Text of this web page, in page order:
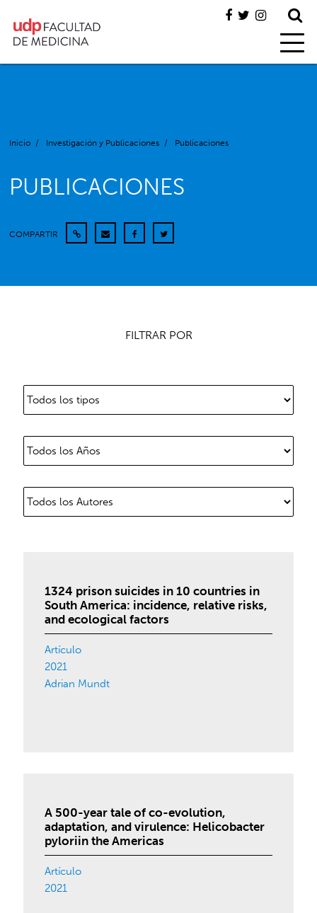
Inicio / Investigación y Publicaciones / Publicaciones
PUBLICACIONES
COMPARTIR
FILTRAR POR
1324 prison suicides in 10 countries in
South America: incidence, relative risks,
and ecological factors
Artículo
2021
Adrian Mundt
A 500-year tale of co-evolution,
adaptation, and virulence: Helicobacter
pyloriin the Americas
Artículo
2021